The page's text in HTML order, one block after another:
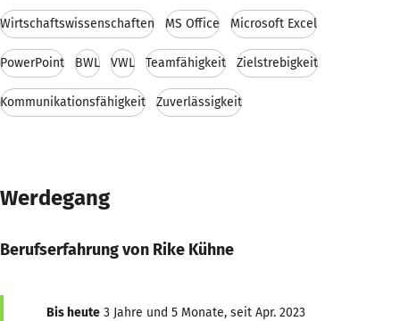
Wirtschaftswissenschaften MS Office Microsoft Excel
PowerPoint BWL VWL Teamfähigkeit Zielstrebigkeit
Kommunikationsfähigkeit Zuverlässigkeit
Werdegang
Berufserfahrung von Rike Kühne
Bis heute 3 Jahre und 5 Monate, seit Apr. 2023